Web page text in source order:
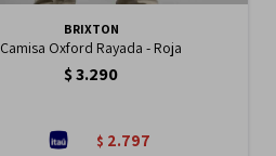
BRIXTON
Camisa Oxford Rayada - Roja
$3.290
$ 2.797